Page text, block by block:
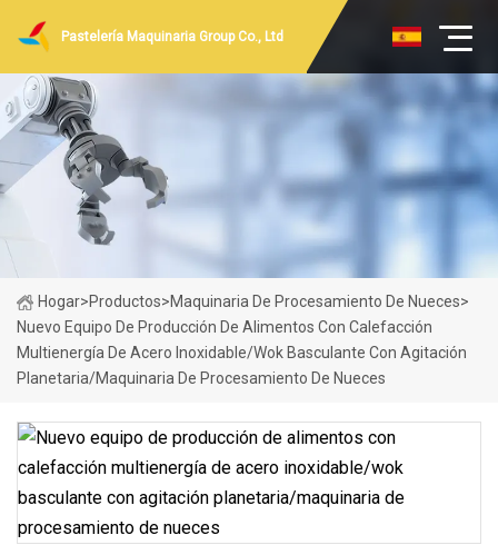
Pastelería Maquinaria Group Co., Ltd
Hogar>Productos>Maquinaria De Procesamiento De Nueces>
Nuevo Equipo De Producción De Alimentos Con Calefacción
Multienergía De Acero Inoxidable/wok Basculante Con Agitación
Planetaria/maquinaria De Procesamiento De Nueces